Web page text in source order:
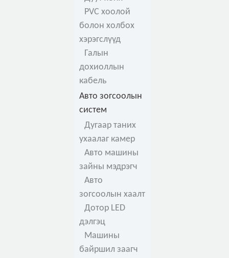
PVC хоолой
болон холбох
хэрэгслүүд
Галын
дохиоллын
кабель
Авто зогсоолын
систем
Дугаар таних
ухаалаг камер
Авто машины
зайны мэдрэгч
Авто
зогсоолын хаалт
Дотор LED
дэлгэц
Машины
байршил заагч